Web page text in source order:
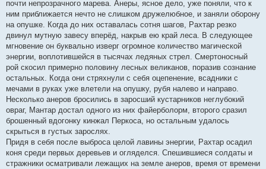
почти непрозрачного марева. Анеры, ясное дело, уже поняли, что к
ним приближается нечто не слишком дружелюбное, и заняли оборону
на опушке. Когда до них оставалась сотня шагов, Рахтар резко
двинул мутную завесу вперёд, накрыв ею край леса. В следующее
мгновение он буквально изверг огромное количество магической
энергии, воплотившейся в тысячах ледяных стрел. Смертоносный
рой скосил примерно половину лесных великанов, поразив сознание
остальных. Когда они стряхнули с себя оцепенение, всадники с
мечами в руках уже влетели на опушку, рубя налево и направо.
Несколько анеров бросились в заросший кустарников неглубокий
овраг, Мантар достал одного из них файерболорм, второго сразил
брошенный вдогонку кинжал Перкоса, но остальным удалось
скрыться в густых зарослях.
Придя в себя после выброса целой лавины энергии, Рахтар осадил
коня среди первых деревьев и огляделся. Спешившиеся солдаты и
стражники осматривали лежащих на земле анеров, время от времени